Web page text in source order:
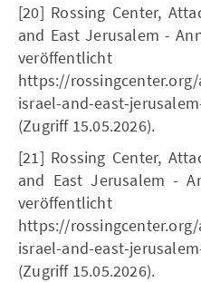
[20] Rossing Center,
and East Jerusalem -
https://
israel-and-east-
(Zugriff 15.05.2026).
[21] Rossing Center,
and East Jerusalem -
https://
israel-and-east-
(Zugriff 15.05.2026).